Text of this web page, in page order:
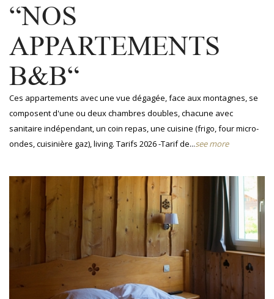
“NOS
APPARTEMENTS
B&B“
Ces appartements avec une vue dégagée, face aux montagnes, se
composent d'une ou deux chambres doubles, chacune avec
sanitaire indépendant, un coin repas, une cuisine (frigo, four micro-
ondes, cuisinière gaz), living. Tarifs 2026 -Tarif de...see more